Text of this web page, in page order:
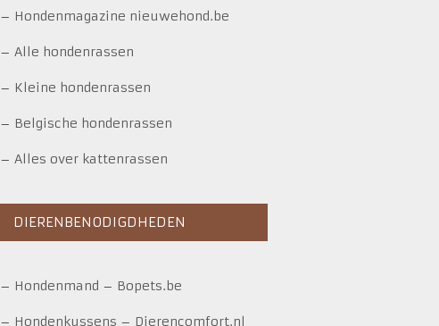
– Hondenmagazine nieuwehond.be
– Alle hondenrassen
– Kleine hondenrassen
– Belgische hondenrassen
– Alles over kattenrassen
DIERENBENODIGDHEDEN
– Hondenmand – Bopets.be
– Hondenkussens – Dierencomfort.nl